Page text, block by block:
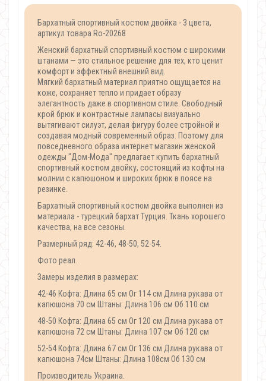
Бархатный спортивный костюм двойка - 3 цвета,
артикул товара Ro-20268
Женский бархатный спортивный костюм с широкими
штанами — это стильное решение для тех, кто ценит
комфорт и эффектный внешний вид.
Мягкий бархатный материал приятно ощущается на
коже, сохраняет тепло и придает образу
элегантность даже в спортивном стиле. Свободный
крой брюк и контрастные лампасы визуально
вытягивают силуэт, делая фигуру более стройной и
создавая модный современный образ. Поэтому для
повседневного образа интернет магазин женской
одежды "Дом-Мода" предлагает купить бархатный
спортивный костюм двойку, состоящий из кофты на
молнии с капюшоном и широких брюк в поясе на
резинке.
Бархатный спортивный костюм двойка выполнен из
материала - турецкий бархат Турция. Ткань хорошего
качества, на все сезоны.
Размерный ряд: 42-46, 48-50, 52-54.
Фото реал.
Замеры изделия в размерах:
42-46 Кофта: Длина 65 см Ог 114 см Длина рукава от
капюшона 70 см Штаны: Длина 106 см Об 110 см
48-50 Кофта: Длина 65 см Ог 120 см Длина рукава от
капюшона 72 см Штаны: Длина 107 см Об 120 см
52-54 Кофта: Длина 67 см Ог 136 см Длина рукава от
капюшона 74см Штаны: Длина 108см Об 130 см
Производитель Украина.